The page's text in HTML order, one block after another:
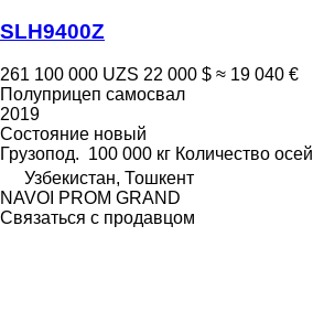
SLH9400Z
261 100 000 UZS 22 000 $ ≈ 19 040 €
Полуприцеп самосвал
2019
Состояние новый
Грузопод. 100 000 кг Количество осей
Узбекистан, Тошкент
NAVOI PROM GRAND
Связаться с продавцом